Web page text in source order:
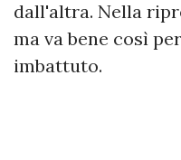
dall'altra. Nella
ma va bene così
imbattuto.